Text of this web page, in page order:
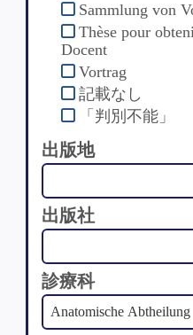
Sammlung von
Thèse pour
Docent
Vortrag
記載なし
「判別不能」
出版地
出版社
診療科